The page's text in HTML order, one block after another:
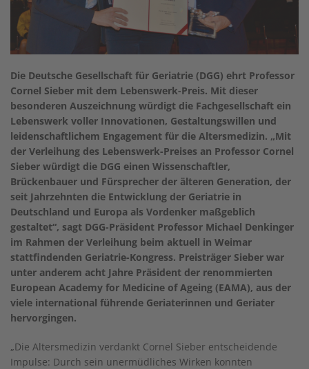
Die Deutsche Gesellschaft für Geriatrie (DGG) ehrt Professor
Cornel Sieber mit dem Lebenswerk-Preis. Mit dieser
besonderen Auszeichnung würdigt die Fachgesellschaft ein
Lebenswerk voller Innovationen, Gestaltungswillen und
leidenschaftlichem Engagement für die Altersmedizin. „Mit
der Verleihung des Lebenswerk-Preises an Professor Cornel
Sieber würdigt die DGG einen Wissenschaftler,
Brückenbauer und Fürsprecher der älteren Generation, der
seit Jahrzehnten die Entwicklung der Geriatrie in
Deutschland und Europa als Vordenker maßgeblich
gestaltet“, sagt DGG-Präsident Professor Michael Denkinger
im Rahmen der Verleihung beim aktuell in Weimar
stattfindenden Geriatrie-Kongress. Preisträger Sieber war
unter anderem acht Jahre Präsident der renommierten
European Academy for Medicine of Ageing (EAMA), aus der
viele international führende Geriaterinnen und Geriater
hervorgingen.
„Die Altersmedizin verdankt Cornel Sieber entscheidende
Impulse: Durch sein unermüdliches Wirken konnten